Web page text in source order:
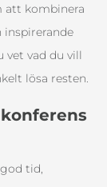
att kombinera
vet vad du vill
lösa resten.
tid,